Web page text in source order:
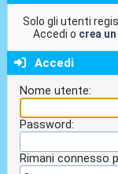
Solo gli utenti
Accedi o crea
Accedi
Nome utente:
Password:
Rimani connesso